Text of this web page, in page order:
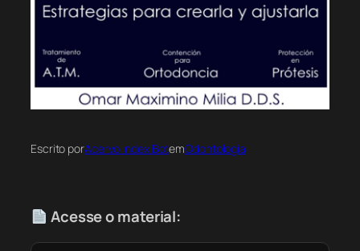
Escrito porAcervo Index BotemOdontologia
Acesse o material: